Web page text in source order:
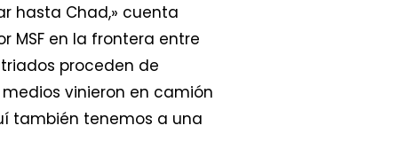
hasta Chad,» cuenta
MSF en la frontera entre
proceden de
vinieron en camión
también tenemos a una